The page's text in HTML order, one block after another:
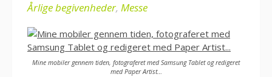
Årlige begivenheder, Messe
Mine mobiler gennem tiden, fotograferet med Samsung Tablet og redigeret
med Paper Artist…